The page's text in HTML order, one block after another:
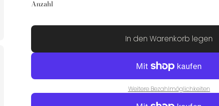
Anzahl
In den Warenkorb legen
Weitere Bezahlmöglichkeiten